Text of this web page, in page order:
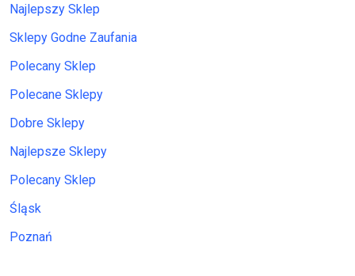
Najlepszy Sklep
Sklepy Godne Zaufania
Polecany Sklep
Polecane Sklepy
Dobre Sklepy
Najlepsze Sklepy
Polecany Sklep
Śląsk
Poznań